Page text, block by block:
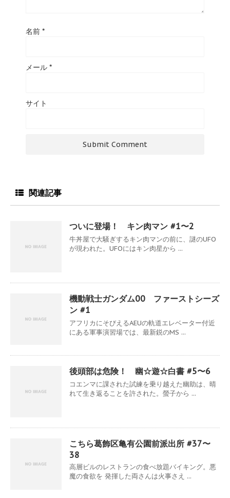
名前 *
メール *
サイト
関連記事
ついに登場！ キン肉マン #1〜2
牛丼屋で大騒ぎするキン肉マンの前に、謎のUFO
が現われた。UFOにはキン肉星から ...
機動戦士ガンダム00 ファーストシーズ
ン #1
アフリカにそびえるAEUの軌道エレベーター付近
にある軍事演習場では、最新鋭のMS ...
後頭部は危険！ 幽☆遊☆白書 #5〜6
コエンマに課された試練を乗り越えた幽助は、晴
れて生き返ることを許された。螢子から ...
こちら葛飾区亀有公園前派出所 #37〜
38
高層ビルのレストランの食べ放題バイキング。悪
魔の食欲を 発揮した両さんは火事さえ ...